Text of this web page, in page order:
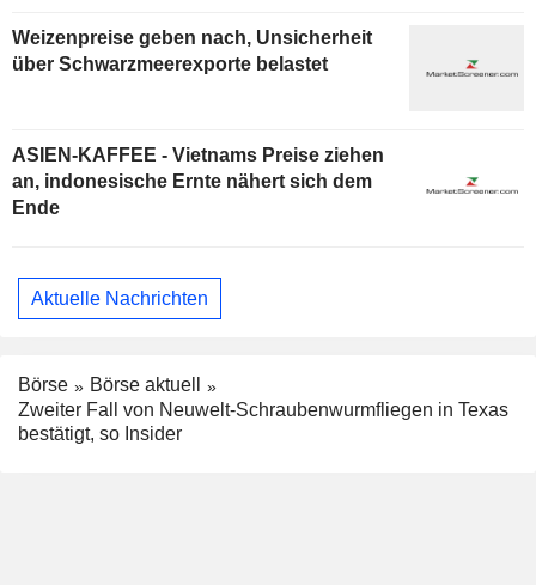
Weizenpreise geben nach, Unsicherheit
über Schwarzmeerexporte belastet
ASIEN-KAFFEE - Vietnams Preise ziehen
an, indonesische Ernte nähert sich dem
Ende
Aktuelle Nachrichten
Börse
Börse aktuell
Zweiter Fall von Neuwelt-Schraubenwurmfliegen in Texas
bestätigt, so Insider